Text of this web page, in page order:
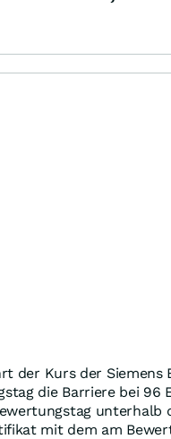
der Kurs der Siemens
die Barriere bei 96
unterhalb
mit dem am